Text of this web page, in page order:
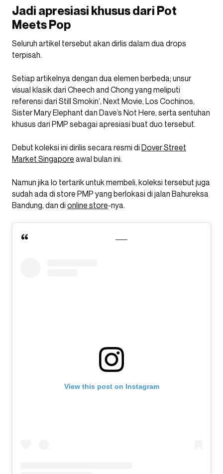
Jadi apresiasi khusus dari Pot
Meets Pop
Seluruh artikel tersebut akan dirlis dalam dua drops
terpisah.
Setiap artikelnya dengan dua elemen berbeda; unsur
visual klasik dari Cheech and Chong yang meliputi
referensi dari Still Smokin’, Next Movie, Los Cochinos,
Sister Mary Elephant dan Dave’s Not Here, serta sentuhan
khusus dari PMP sebagai apresiasi buat duo tersebut.
Debut koleksi ini dirilis secara resmi di Dover Street
Market Singapore awal bulan ini.
Namun jika lo tertarik untuk membeli, koleksi tersebut juga
sudah ada di store PMP yang berlokasi di jalan Bahureksa
Bandung, dan di online store-nya.
View this post on Instagram